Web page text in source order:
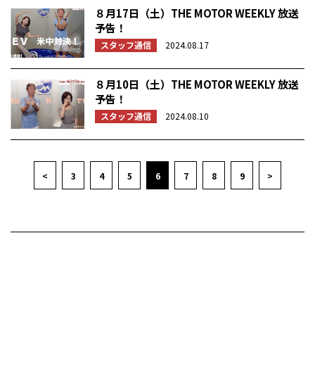
８月17日（土）THE MOTOR WEEKLY 放送
予告！
スタッフ通信 2024.08.17
８月10日（土）THE MOTOR WEEKLY 放送
予告！
スタッフ通信 2024.08.10
< 3 4 5 6 7 8 9 >